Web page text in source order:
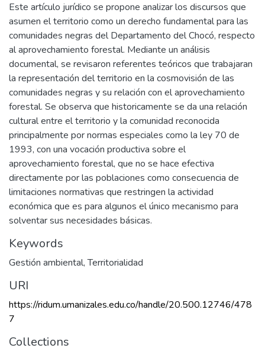
Este artículo jurídico se propone analizar los discursos que
asumen el territorio como un derecho fundamental para las
comunidades negras del Departamento del Chocó, respecto
al aprovechamiento forestal. Mediante un análisis
documental, se revisaron referentes teóricos que trabajaran
la representación del territorio en la cosmovisión de las
comunidades negras y su relación con el aprovechamiento
forestal. Se observa que historicamente se da una relación
cultural entre el territorio y la comunidad reconocida
principalmente por normas especiales como la ley 70 de
1993, con una vocación productiva sobre el
aprovechamiento forestal, que no se hace efectiva
directamente por las poblaciones como consecuencia de
limitaciones normativas que restringen la actividad
económica que es para algunos el único mecanismo para
solventar sus necesidades básicas.
Keywords
Gestión ambiental,Territorialidad
URI
https://ridum.umanizales.edu.co/handle/20.500.12746/478
7
Collections